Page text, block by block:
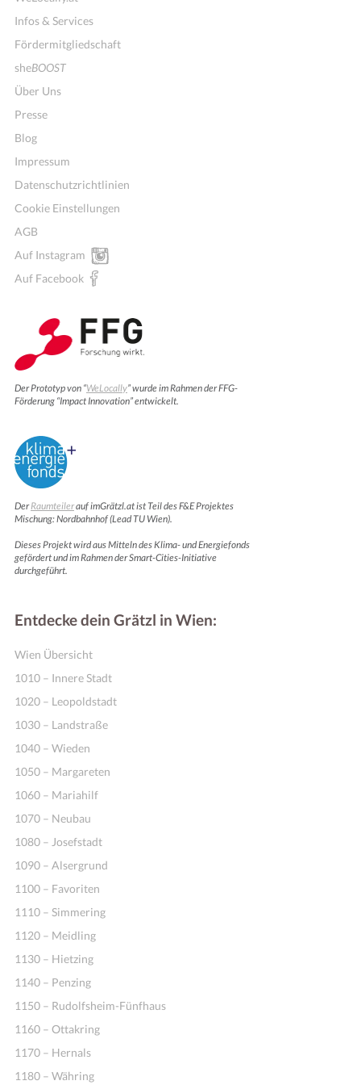
Infos & Services
Fördermitgliedschaft
sheBOOST
Über Uns
Presse
Blog
Impressum
Datenschutzrichtlinien
Cookie Einstellungen
AGB
Auf Instagram
Auf Facebook
Der Prototyp von “WeLocally” wurde im Rahmen der FFG-
Förderung “Impact Innovation” entwickelt.
DerRaumteilerauf imGrätzl.at ist Teil des F&E Projektes
Mischung: Nordbahnhof (Lead TU Wien).
Dieses Projekt wird aus Mitteln des Klima- und Energiefonds
gefördert und im Rahmen der Smart-Cities-Initiative
durchgeführt.
Entdecke dein Grätzl in Wien:
Wien Übersicht
1010 – Innere Stadt
1020 – Leopoldstadt
1030 – Landstraße
1040 – Wieden
1050 – Margareten
1060 – Mariahilf
1070 – Neubau
1080 – Josefstadt
1090 – Alsergrund
1100 – Favoriten
1110 – Simmering
1120 – Meidling
1130 – Hietzing
1140 – Penzing
1150 – Rudolfsheim-Fünfhaus
1160 – Ottakring
1170 – Hernals
1180 – Währing